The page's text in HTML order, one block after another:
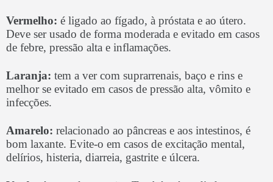
Vermelho: é ligado ao fígado, à próstata e ao útero.
Deve ser usado de forma moderada e evitado em casos
de febre, pressão alta e inflamações.
Laranja: tem a ver com suprarrenais, baço e rins e
melhor se evitado em casos de pressão alta, vômito e
infecções.
Amarelo: relacionado ao pâncreas e aos intestinos, é
bom laxante. Evite-o em casos de excitação mental,
delírios, histeria, diarreia, gastrite e úlcera.